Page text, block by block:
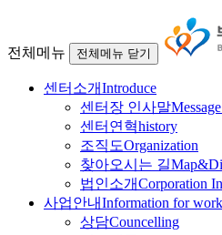
전체메뉴 전체메뉴 닫기
센터소개Introduce
센터장 인사말
센터연혁history
조직도Organization
찾아오시는 길
법인소개Corporation
사업안내Information for work
상담Councelling